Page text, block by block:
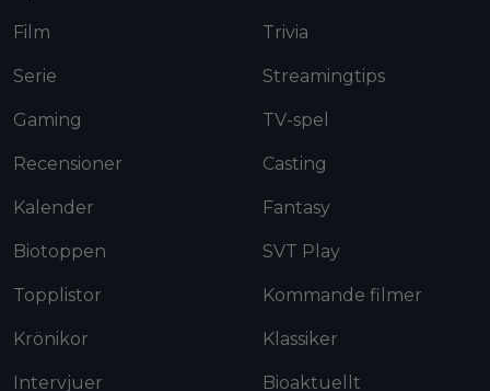
Film
Serie
Gaming
Recensioner
Kalender
Biotoppen
Topplistor
Krönikor
Intervjuer
Trivia
Streamingtips
TV-spel
Casting
Fantasy
SVT Play
Kommande filmer
Klassiker
Bioaktuellt